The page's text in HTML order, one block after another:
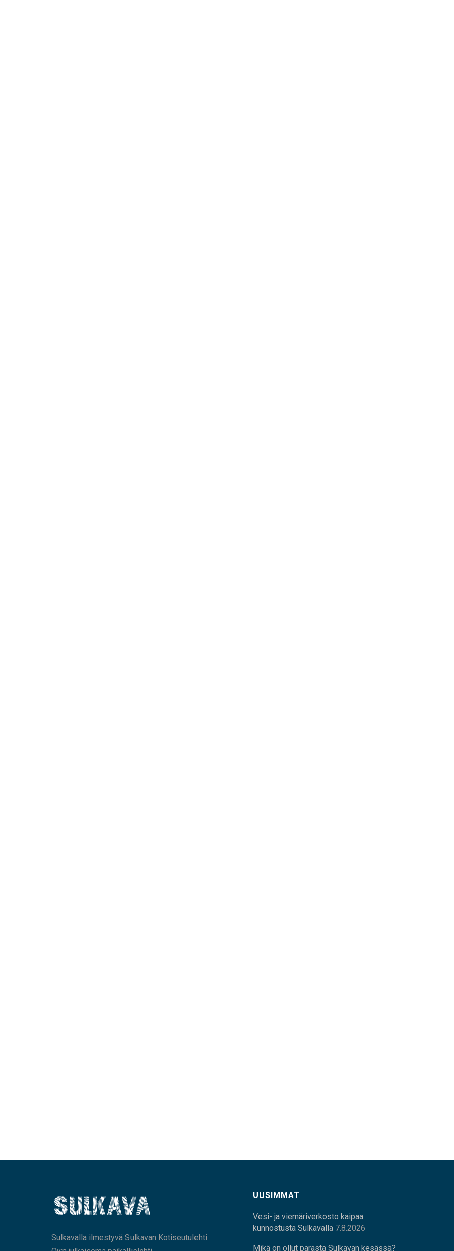
Sulkavalla ilmestyvä Sulkavan Kotiseutulehti
UUSIMMAT
Vesi- ja viemäriverkosto kaipaa
kunnostusta Sulkavalla 7.8.2026
Mikä on ollut parasta Sulkavan kesässä?